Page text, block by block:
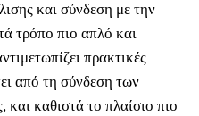
και σύνδεση με την
τρόπο πιο απλό και
πρακτικές
από τη σύνδεση των
καθιστά το πλαίσιο πιο